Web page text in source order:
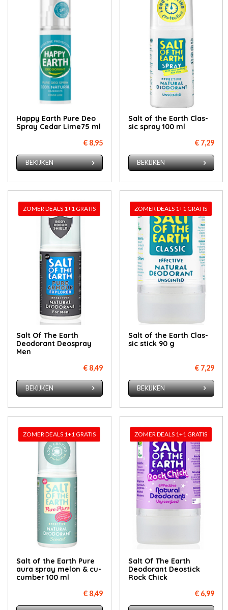
Happy Earth Pure Deo
Spray Cedar Lime75 ml
€ 8,95
BEKIJKEN
Salt of the Earth Clas­
sic spray 100 ml
€ 7,29
BEKIJKEN
ZOMER DEALS 1+1 GRATIS
Salt Of The Earth
Deodorant Deospray
Men
€ 8,49
BEKIJKEN
ZOMER DEALS 1+1 GRATIS
Salt of the Earth Clas­
sic stick 90 g
€ 7,29
BEKIJKEN
ZOMER DEALS 1+1 GRATIS
Salt of the Earth Pu­re
au­ra spray me­lon & cu­
cum­ber 100 ml
€ 8,49
ZOMER DEALS 1+1 GRATIS
Salt Of The Earth
Deodorant Deostick
Rock Chick
€ 6,99